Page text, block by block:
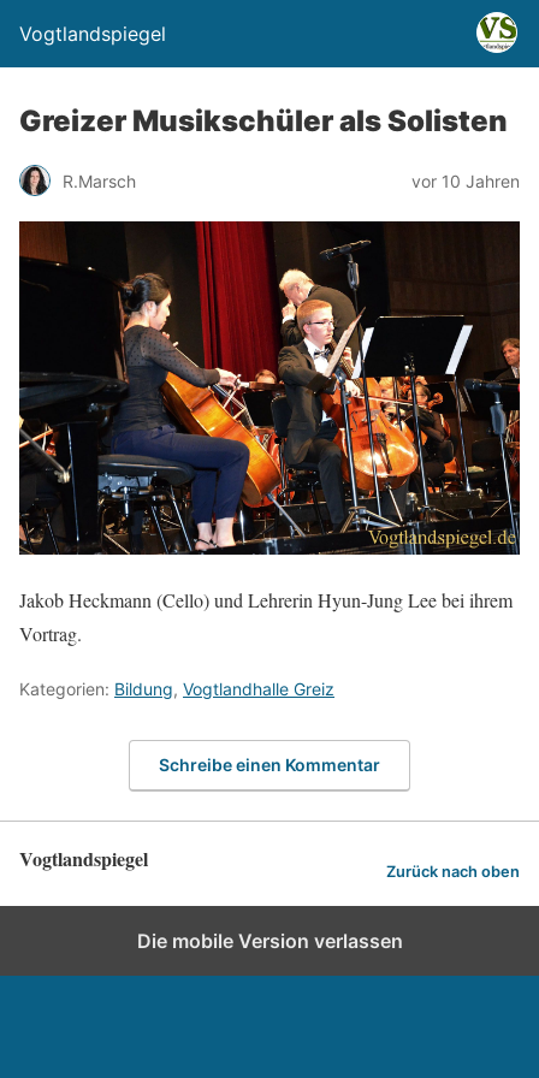
Vogtlandspiegel
Greizer Musikschüler als Solisten
R.Marsch vor 10 Jahren
Jakob Heckmann (Cello) und Lehrerin Hyun-Jung Lee bei ihrem
Vortrag.
Kategorien: Bildung, Vogtlandhalle Greiz
Schreibe einen Kommentar
Vogtlandspiegel Zurück nach oben
Die mobile Version verlassen